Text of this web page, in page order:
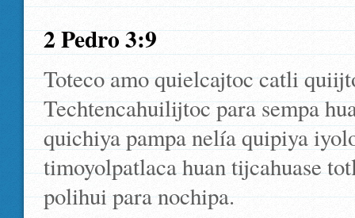
2 Pedro 3:9
Toteco amo quielcajtoc catli
Techtencahuilijtoc para sempa
quichiya pampa nelía quipiya
timoyolpatlaca huan tijcahuase
polihui para nochipa.